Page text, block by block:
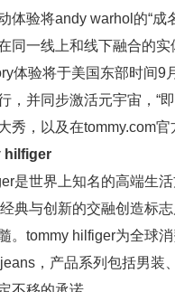
体验将andy warhol的“
同一线上和线下融合的实
体验将于美国东部时间
，并同步激活元宇宙，“
秀，以及在tommy.com
hilfiger
是世界上知名的高端生
典与创新的交融创造标
。tommy hilfiger为全球
，产品系列包括男装